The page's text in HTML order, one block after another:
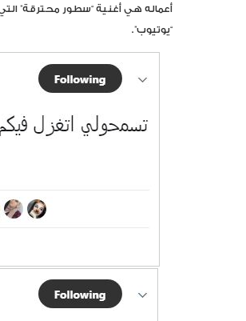
أعماله هي أغنية “سطور محترقة”
“يوتيوب”.